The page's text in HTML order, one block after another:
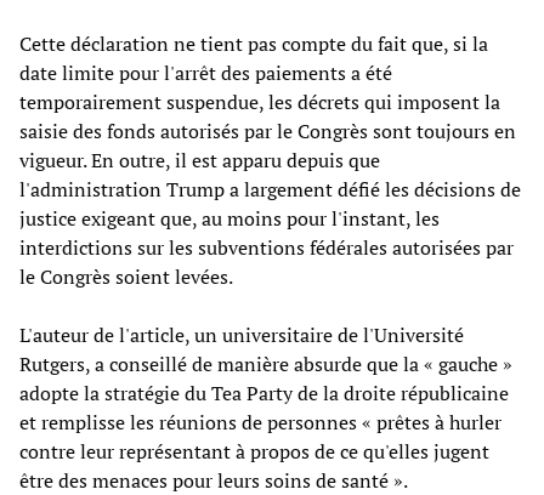
Cette déclaration ne tient pas compte du fait que, si la
date limite pour l'arrêt des paiements a été
temporairement suspendue, les décrets qui imposent la
saisie des fonds autorisés par le Congrès sont toujours en
vigueur. En outre, il est apparu depuis que
l'administration Trump a largement défié les décisions de
justice exigeant que, au moins pour l'instant, les
interdictions sur les subventions fédérales autorisées par
le Congrès soient levées.
L'auteur de l'article, un universitaire de l'Université
Rutgers, a conseillé de manière absurde que la « gauche »
adopte la stratégie du Tea Party de la droite républicaine
et remplisse les réunions de personnes « prêtes à hurler
contre leur représentant à propos de ce qu'elles jugent
être des menaces pour leurs soins de santé ».